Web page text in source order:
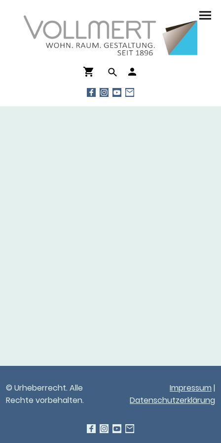
© Urheberrecht. Alle
Rechte vorbehalten.
Impressum |
Datenschutzerklärung